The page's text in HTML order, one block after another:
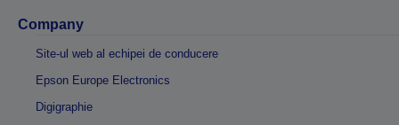
Company
Site-ul web al echipei de conducere
Epson Europe Electronics
Digigraphie